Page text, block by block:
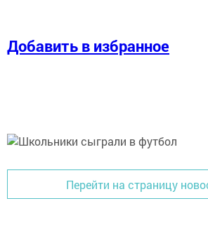
Добавить в избранное
Перейти на страницу